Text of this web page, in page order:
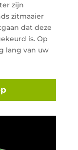
zijn
zitmaaier
dat deze
is. Op
lang van uw